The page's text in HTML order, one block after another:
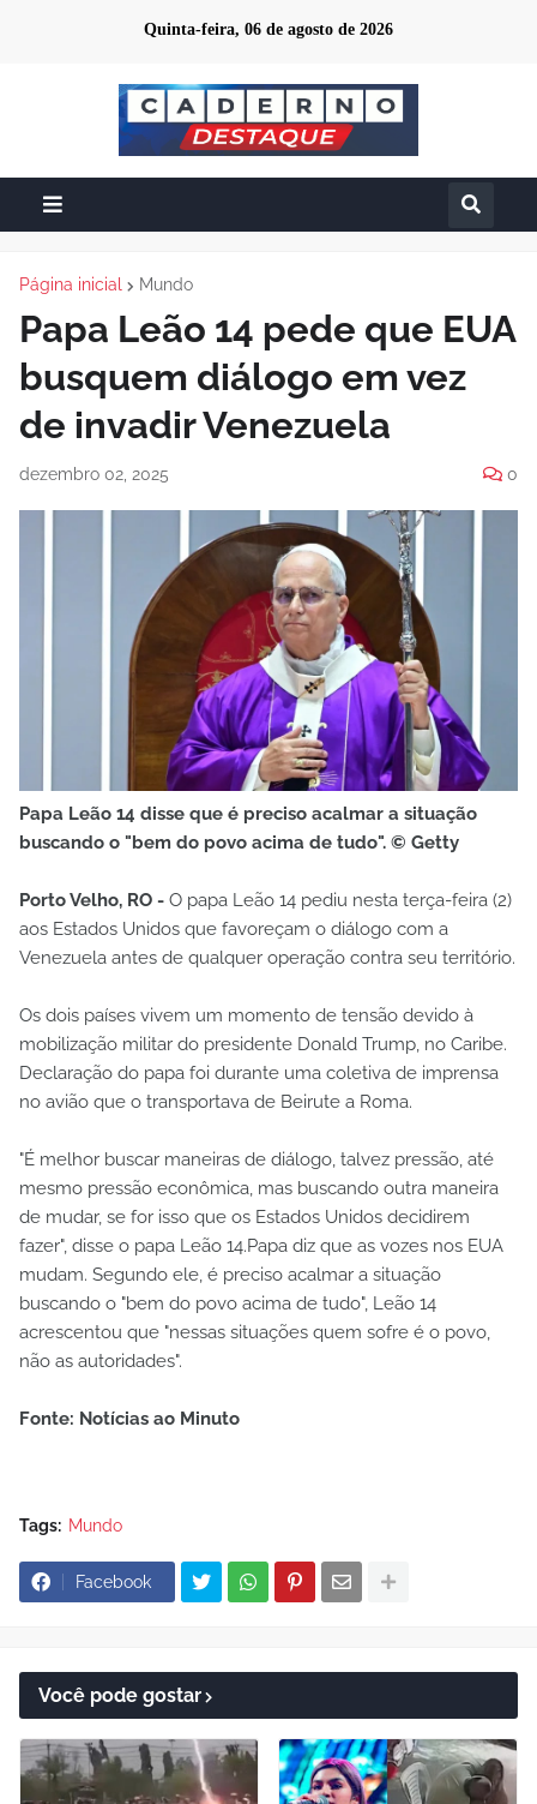
Quinta-feira, 06 de agosto de 2026
Página inicial Mundo
Papa Leão 14 pede que EUA
busquem diálogo em vez
de invadir Venezuela
dezembro 02, 2025 0
Papa Leão 14 disse que é preciso acalmar a situação
buscando o "bem do povo acima de tudo". © Getty
Porto Velho, RO - O papa Leão 14 pediu nesta terça-feira (2)
aos Estados Unidos que favoreçam o diálogo com a
Venezuela antes de qualquer operação contra seu território.
Os dois países vivem um momento de tensão devido à
mobilização militar do presidente Donald Trump, no Caribe.
Declaração do papa foi durante uma coletiva de imprensa
no avião que o transportava de Beirute a Roma.
"É melhor buscar maneiras de diálogo, talvez pressão, até
mesmo pressão econômica, mas buscando outra maneira
de mudar, se for isso que os Estados Unidos decidirem
fazer", disse o papa Leão 14.Papa diz que as vozes nos EUA
mudam. Segundo ele, é preciso acalmar a situação
buscando o "bem do povo acima de tudo", Leão 14
acrescentou que "nessas situações quem sofre é o povo,
não as autoridades".
Fonte: Notícias ao Minuto
Tags: Mundo
Facebook
Você pode gostar